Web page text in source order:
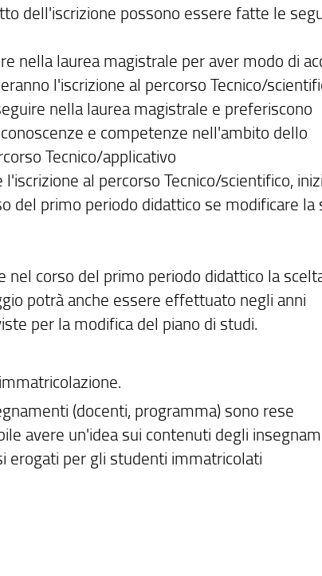
dell'iscrizione possono essere fatte le
nella laurea magistrale per aver modo di
l'iscrizione al percorso Tecnico/
nella laurea magistrale e preferiscono
e competenze nell'ambito dello
Tecnico/applicativo
al percorso Tecnico/scientifico,
del primo periodo didattico se modificare la
corso del primo periodo didattico la
potrà anche essere effettuato negli anni
per la modifica del piano di studi.
(docenti, programma) sono rese
avere un'idea sui contenuti degli
erogati per gli studenti immatricolati